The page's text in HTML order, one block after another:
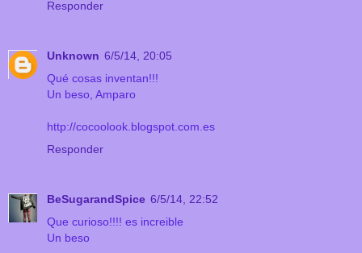
Responder
Unknown 6/5/14, 20:05
Qué cosas inventan!!!
Un beso, Amparo
http://cocoolook.blogspot.com.es
Responder
BeSugarandSpice 6/5/14, 22:52
Que curioso!!!! es increible
Un beso